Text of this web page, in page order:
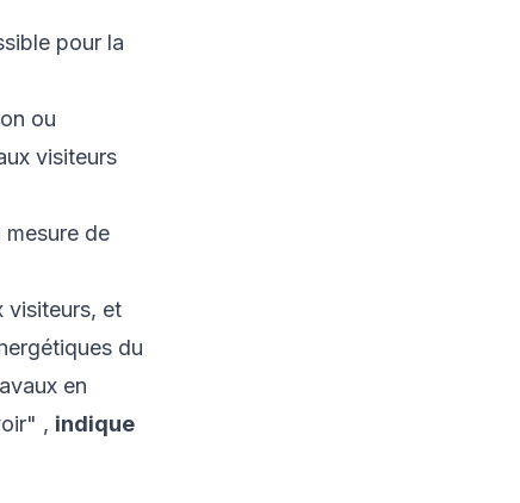
pour la
ou
visiteurs
de
visiteurs, et
du
en
, indique